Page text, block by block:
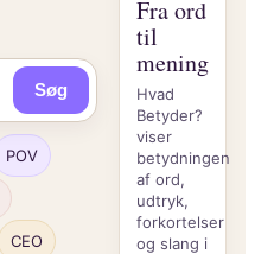
Søg
POV
CEO
Fra ord
til
mening
Hvad
Betyder?
viser
betydningen
af ord,
udtryk,
forkortelser
og slang i